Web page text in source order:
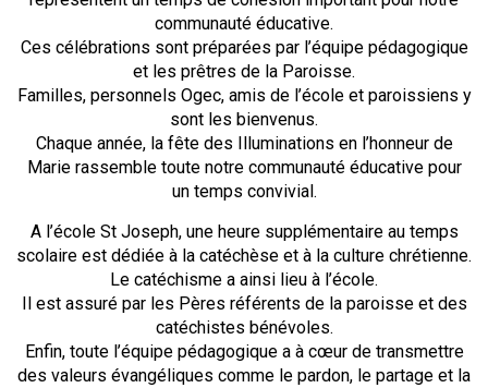
communauté éducative.
Ces célébrations sont préparées par l’équipe pédagogique
et les prêtres de la Paroisse.
Familles, personnels Ogec, amis de l’école et paroissiens y
sont les bienvenus.
Chaque année, la fête des Illuminations en l’honneur de
Marie rassemble toute notre communauté éducative pour
un temps convivial.
A l’école St Joseph, une heure supplémentaire au temps
scolaire est dédiée à la catéchèse et à la culture chrétienne.
Le catéchisme a ainsi lieu à l’école.
Il est assuré par les Pères référents de la paroisse et des
catéchistes bénévoles.
Enfin, toute l’équipe pédagogique a à cœur de transmettre
des valeurs évangéliques comme le pardon, le partage et la